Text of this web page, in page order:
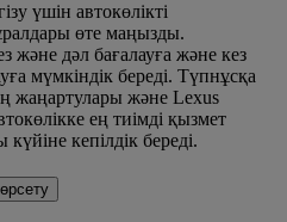
үшін автокөлікті
өте маңызды.
және дәл бағалауға және кез
мүмкіндік береді. Түпнұсқа
жаңартулары және Lexus
ең тиімді қызмет
кепілдік береді.